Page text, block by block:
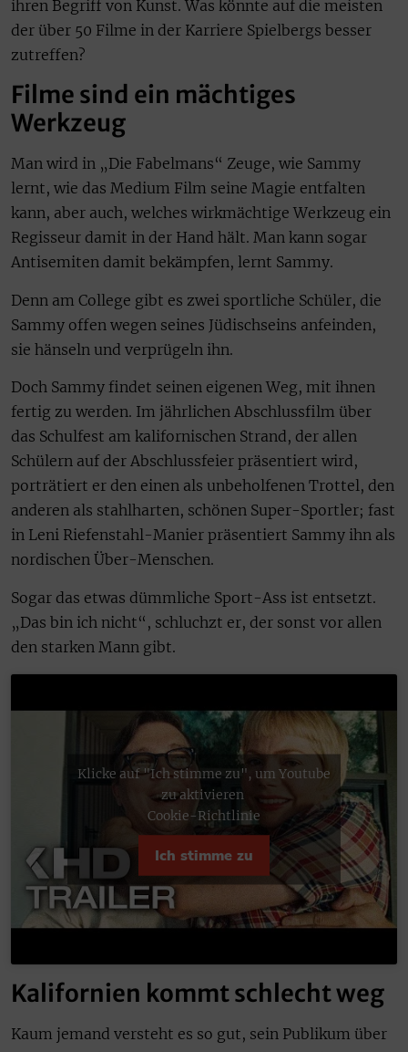
ihren Begriff von Kunst. Was könnte auf die meisten
der über 50 Filme in der Karriere Spielbergs besser
zutreffen?
Filme sind ein mächtiges
Werkzeug
Man wird in „Die Fabelmans“ Zeuge, wie Sammy
lernt, wie das Medium Film seine Magie entfalten
kann, aber auch, welches wirkmächtige Werkzeug ein
Regisseur damit in der Hand hält. Man kann sogar
Antisemiten damit bekämpfen, lernt Sammy.
Denn am College gibt es zwei sportliche Schüler, die
Sammy offen wegen seines Jüdischseins anfeinden,
sie hänseln und verprügeln ihn.
Doch Sammy findet seinen eigenen Weg, mit ihnen
fertig zu werden. Im jährlichen Abschlussfilm über
das Schulfest am kalifornischen Strand, der allen
Schülern auf der Abschlussfeier präsentiert wird,
porträtiert er den einen als unbeholfenen Trottel, den
anderen als stahlharten, schönen Super-Sportler; fast
in Leni Riefenstahl-Manier präsentiert Sammy ihn als
nordischen Über-Menschen.
Sogar das etwas dümmliche Sport-Ass ist entsetzt.
„Das bin ich nicht“, schluchzt er, der sonst vor allen
den starken Mann gibt.
Klicke auf "Ich stimme zu", um Youtube
zu aktivieren
Cookie-Richtlinie
Ich stimme zu
Kalifornien kommt schlecht weg
Kaum jemand versteht es so gut, sein Publikum über